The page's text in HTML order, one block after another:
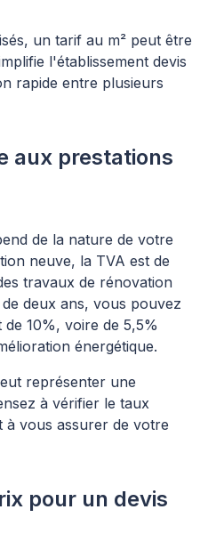
un tarif au m² peut être
l'établissement devis
rapide entre plusieurs
aux prestations
de la nature de votre
neuve, la TVA est de
travaux de rénovation
deux ans, vous pouvez
10%, voire de 5,5%
énergétique.
représenter une
à vérifier le taux
à vous assurer de votre
pour un devis